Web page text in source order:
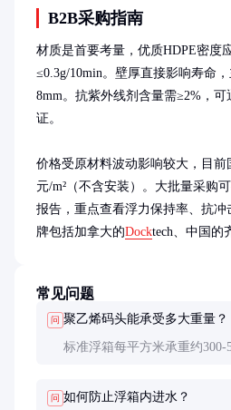
B2B采购指南
材质是首要考量，优质HDPE密度
≤0.3g/10min。壁厚直接影响寿命
8mm。抗紫外线剂含量需≥2%，
证。
价格受原材料波动影响较大，目前
元/m²（不含安装）。大批量采购
报告，重点查看浮力保持率、抗
牌包括加拿大的Docktech、中国的
常见问题
问 聚乙烯码头能承受多大重量？
标准浮箱每平方米承重约300-
问 如何防止浮箱内进水？